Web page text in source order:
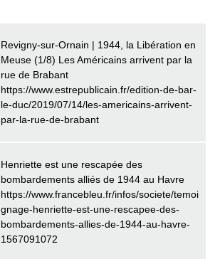
Revigny-sur-Ornain | 1944, la Libération en
Meuse (1/8) Les Américains arrivent par la
rue de Brabant
https://www.estrepublicain.fr/edition-de-bar-
le-duc/2019/07/14/les-americains-arrivent-
par-la-rue-de-brabant
Henriette est une rescapée des
bombardements alliés de 1944 au Havre
https://www.francebleu.fr/infos/societe/temoi
gnage-henriette-est-une-rescapee-des-
bombardements-allies-de-1944-au-havre-
1567091072